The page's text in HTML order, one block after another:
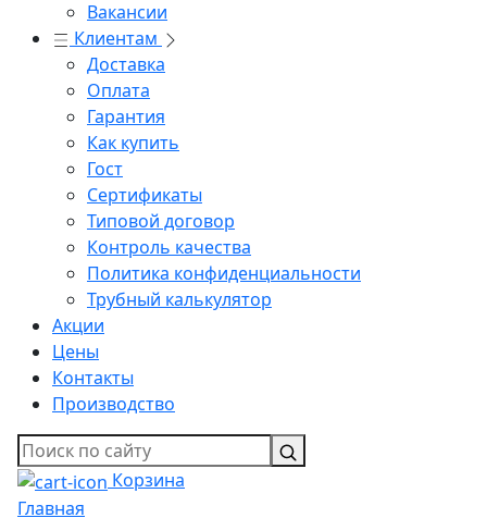
Вакансии
Клиентам
Доставка
Оплата
Гарантия
Как купить
Гост
Сертификаты
Типовой договор
Контроль качества
Политика конфиденциальности
Трубный калькулятор
Акции
Цены
Контакты
Производство
Корзина
Главная